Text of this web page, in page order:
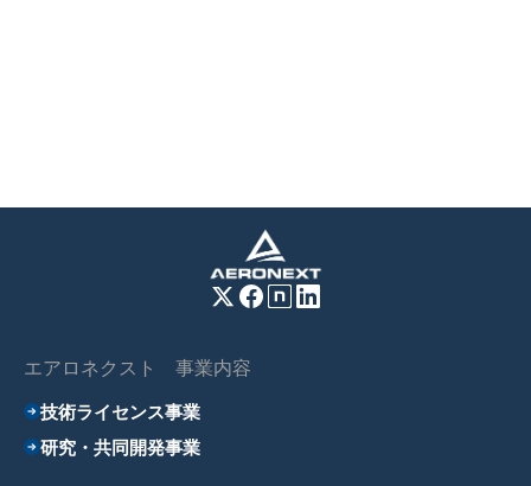
エアロネクスト 事業内容
技術ライセンス事業
研究・共同開発事業